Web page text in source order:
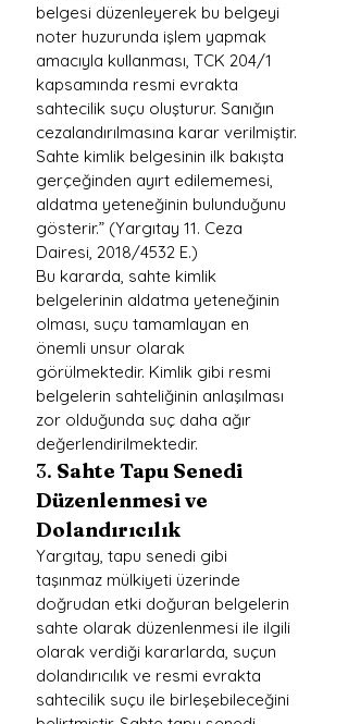
belgesi düzenleyerek bu belgeyi
noter huzurunda işlem yapmak
amacıyla kullanması, TCK 204/1
kapsamında resmi evrakta
sahtecilik suçu oluşturur. Sanığın
cezalandırılmasına karar verilmiştir.
Sahte kimlik belgesinin ilk bakışta
gerçeğinden ayırt edilememesi,
aldatma yeteneğinin bulunduğunu
gösterir.” (Yargıtay 11. Ceza
Dairesi, 2018/4532 E.)
Bu kararda, sahte kimlik
belgelerinin aldatma yeteneğinin
olması, suçu tamamlayan en
önemli unsur olarak
görülmektedir. Kimlik gibi resmi
belgelerin sahteliğinin anlaşılması
zor olduğunda suç daha ağır
değerlendirilmektedir.
3. Sahte Tapu Senedi
Düzenlenmesi ve
Dolandırıcılık
Yargıtay, tapu senedi gibi
taşınmaz mülkiyeti üzerinde
doğrudan etki doğuran belgelerin
sahte olarak düzenlenmesi ile ilgili
olarak verdiği kararlarda, suçun
dolandırıcılık ve resmi evrakta
sahtecilik suçu ile birleşebileceğini